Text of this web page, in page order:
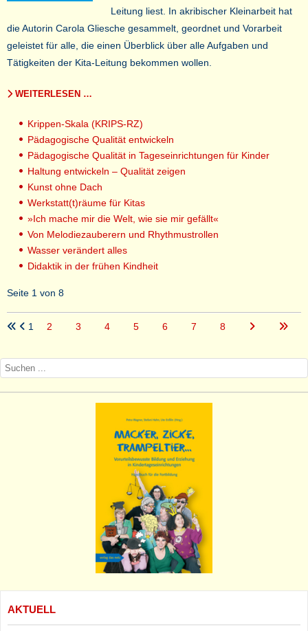
Leitung liest. In akribischer Kleinarbeit hat
die Autorin Carola Gliesche gesammelt, geordnet und Vorarbeit
geleistet für alle, die einen Überblick über alle Aufgaben und
Tätigkeiten der Kita-Leitung bekommen wollen.
WEITERLESEN …
Krippen-Skala (KRIPS-RZ)
Pädagogische Qualität entwickeln
Pädagogische Qualität in Tageseinrichtungen für Kinder
Haltung entwickeln – Qualität zeigen
Kunst ohne Dach
Werkstatt(t)räume für Kitas
»Ich mache mir die Welt, wie sie mir gefällt«
Von Melodiezauberern und Rhythmustrollen
Wasser verändert alles
Didaktik in der frühen Kindheit
Seite 1 von 8
1 2 3 4 5 6 7 8
AKTUELL